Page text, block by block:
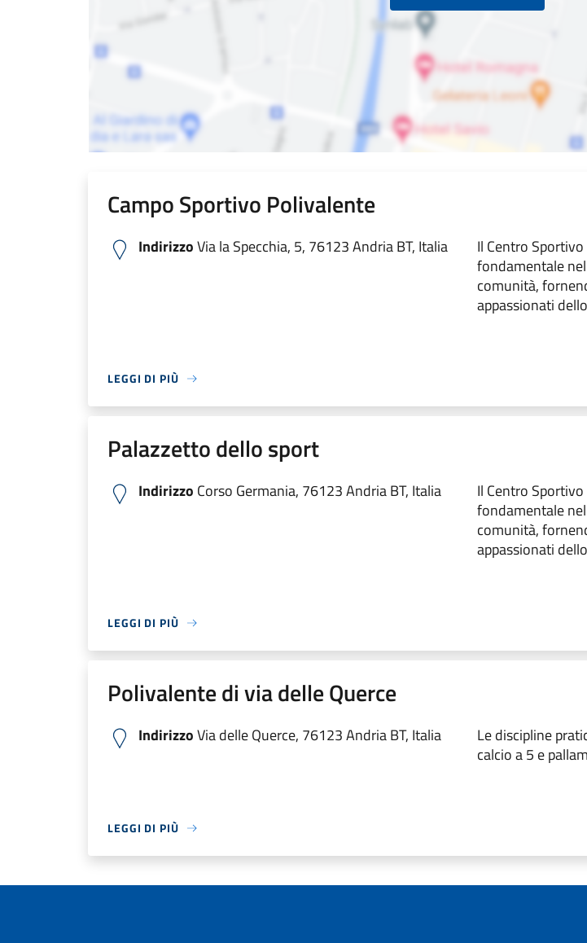
Campo Sportivo Polivalente
IndirizzoVia la Specchia, 5, 76123 Andria BT, Italia
Il Centro
fondamentale
comunità,
appassionati
LEGGI DI PIÙ
Palazzetto dello sport
Indirizzo Corso Germania, 76123 Andria BT, Italia
Il Centro
fondamentale
comunità,
appassionati
LEGGI DI PIÙ
Polivalente di via delle Querce
IndirizzoVia delle Querce, 76123 Andria BT, Italia
Le discipline
calcio a 5 e
LEGGI DI PIÙ